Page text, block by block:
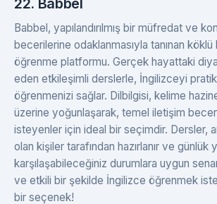
22. Babbel
Babbel, yapılandırılmış bir müfredat ve
becerilerine odaklanmasıyla tanınan
öğrenme platformu. Gerçek hayattaki
eden etkileşimli derslerle, İngilizceyi
öğrenmenizi sağlar. Dilbilgisi, kelime
üzerine yoğunlaşarak, temel iletişim
isteyenler için ideal bir seçimdir. Dersler,
olan kişiler tarafından hazırlanır ve günlük
karşılaşabileceğiniz durumlara uygun
ve etkili bir şekilde İngilizce öğrenmek
bir seçenek!